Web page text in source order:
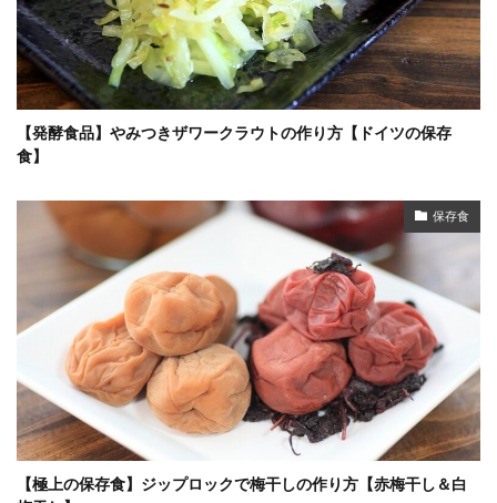
【発酵食品】やみつきザワークラウトの作り方【ドイツの保存
食】
保存食
【極上の保存食】ジップロックで梅干しの作り方【赤梅干し＆白